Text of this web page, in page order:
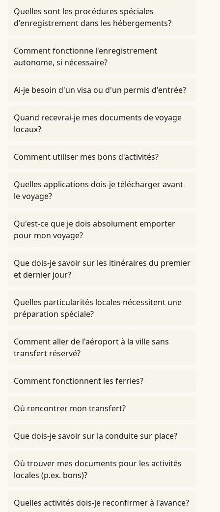
Quelles sont les procédures spéciales
d'enregistrement dans les hébergements?
Comment fonctionne l'enregistrement
autonome, si nécessaire?
Ai-je besoin d'un visa ou d'un permis d'entrée?
Quand recevrai-je mes documents de voyage
locaux?
Comment utiliser mes bons d'activités?
Quelles applications dois-je télécharger avant
le voyage?
Qu'est-ce que je dois absolument emporter
pour mon voyage?
Que dois-je savoir sur les itinéraires du premier
et dernier jour?
Quelles particularités locales nécessitent une
préparation spéciale?
Comment aller de l'aéroport à la ville sans
transfert réservé?
Comment fonctionnent les ferries?
Où rencontrer mon transfert?
Que dois-je savoir sur la conduite sur place?
Où trouver mes documents pour les activités
locales (p.ex. bons)?
Quelles activités dois-je reconfirmer à l'avance?